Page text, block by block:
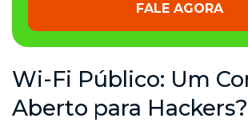
FALE AGORA
Wi-Fi Público: Um
Aberto para Hackers?